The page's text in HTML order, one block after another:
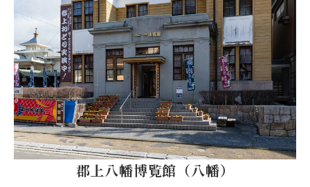
郡上八幡博覧館（八幡）